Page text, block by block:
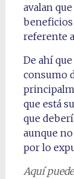
avalan
beneficios
referente
De ahí
consumo
que está
que
aunque
por lo
Aquí